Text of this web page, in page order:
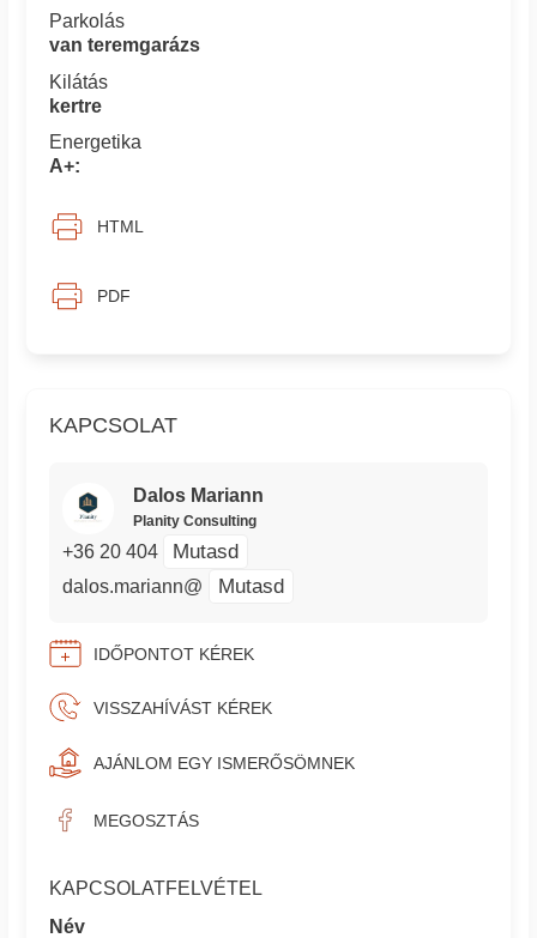
KAPCSOLAT
Dalos Mariann
Planity Consulting
+36 20 404 Mutasd
dalos.mariann@ Mutasd
IDŐPONTOT KÉREK
VISSZAHÍVÁST KÉREK
AJÁNLOM EGY ISMERŐSÖMNEK
MEGOSZTÁS
KAPCSOLATFELVÉTEL
Név
Parkolás
van teremgarázs
Kilátás
kertre
Energetika
A+:
HTML
PDF